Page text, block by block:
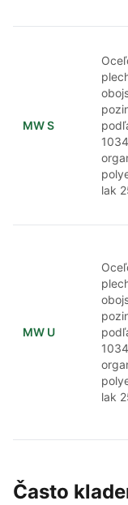
MW S
lak
MW U
lak
Často